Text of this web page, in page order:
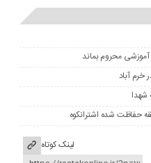
محروم بماند
شهدا
حفاظت شده اشترانکوه
لینک کوتاه